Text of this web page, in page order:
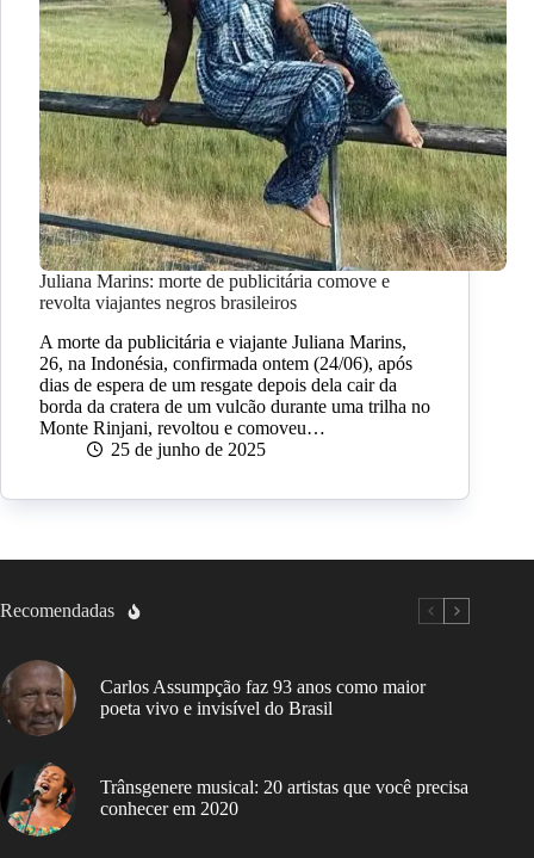
Juliana Marins: morte de publicitária comove e
revolta viajantes negros brasileiros
A morte da publicitária e viajante Juliana Marins,
26, na Indonésia, confirmada ontem (24/06), após
dias de espera de um resgate depois dela cair da
borda da cratera de um vulcão durante uma trilha no
Monte Rinjani, revoltou e comoveu…
25 de junho de 2025
Recomendadas
Carlos Assumpção faz 93 anos como maior
poeta vivo e invisível do Brasil
Trânsgenere musical: 20 artistas que você precisa
conhecer em 2020